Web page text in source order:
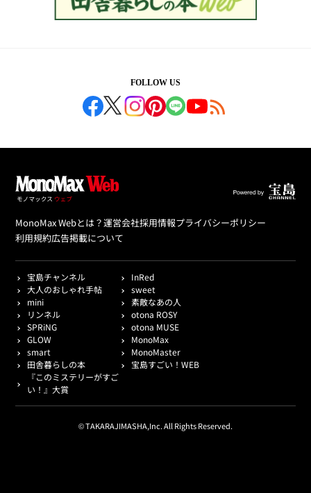
FOLLOW US
MonoMax Webとは？運営会社採用情報プライバシーポリシー
利用規約広告掲載について
宝島チャンネル
InRed
大人のおしゃれ手帖
sweet
mini
素敵なあの人
リンネル
otona ROSY
SPRiNG
otona MUSE
GLOW
MonoMax
smart
MonoMaster
田舎暮らしの本
宝島すごい！WEB
『このミステリーがすご
い！』大賞
© TAKARAJIMASHA,Inc. All Rights Reserved.